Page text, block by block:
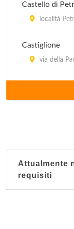
Castello di
località
Castiglione
via della
Costa del
località
I Capricci di
Attualmente
requisiti